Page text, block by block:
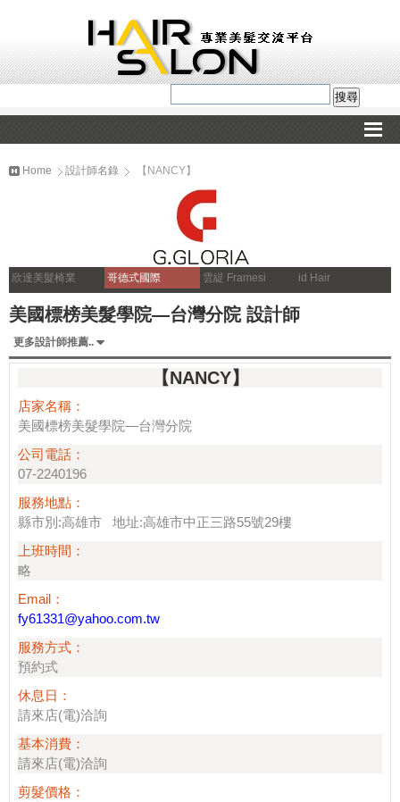
Home 設計師名錄 【NANCY】
欣達美髮椅業 哥德式國際 雲緹 Framesi id Hair
美國標榜美髮學院—台灣分院 設計師
更多設計師推薦..
【NANCY】
店家名稱：
美國標榜美髮學院—台灣分院
公司電話：
07-2240196
服務地點：
縣市別:高雄市 地址:高雄市中正三路55號29樓
上班時間：
略
Email：
fy61331@yahoo.com.tw
服務方式：
預約式
休息日：
請來店(電)洽詢
基本消費：
請來店(電)洽詢
剪髮價格：